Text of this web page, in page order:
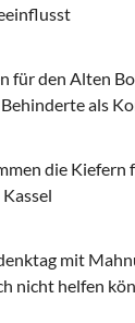
für den Alten
als
die Kiefern
mit
nicht helfen